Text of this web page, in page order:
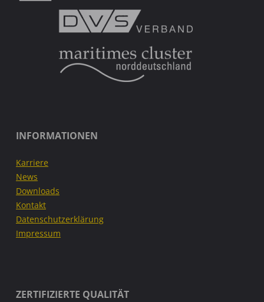
INFORMATIONEN
Karriere
News
Downloads
Kontakt
Datenschutzerklärung
Impressum
ZERTIFIZIERTE QUALITÄT